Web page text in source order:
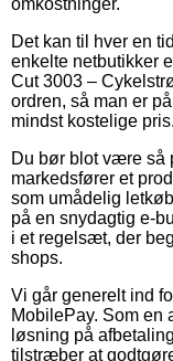
Det kan til hver en
enkelte netbutikker
Cut 3003 –
ordren, så man er
mindst kostelige pris.
Du bør blot være så
markedsfører et
som umådelig
på en snydagtig e-
i et regelsæt, der
shops.
Vi går generelt ind
MobilePay. Som en
løsning på
tilstræber at